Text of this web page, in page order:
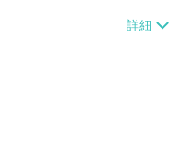
、7-ELEVEN取貨
富取貨付款【單件
$1298免運
費$120、滿5件